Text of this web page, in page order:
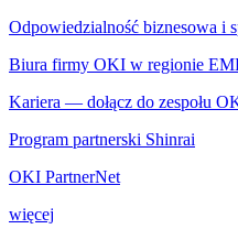
Odpowiedzialność biznesowa i
Biura firmy OKI w regionie
Kariera — dołącz do zespołu
Program partnerski Shinrai
OKI PartnerNet
więcej